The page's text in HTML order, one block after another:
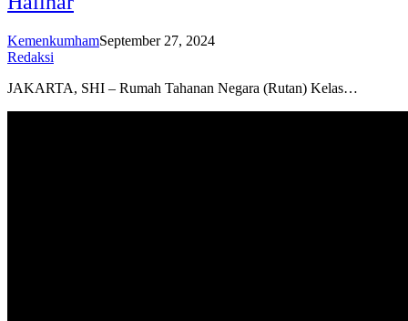
KemenkumhamSeptember 27, 2024
Redaksi
JAKARTA, SHI – Rumah Tahanan Negara (Rutan) Kelas…